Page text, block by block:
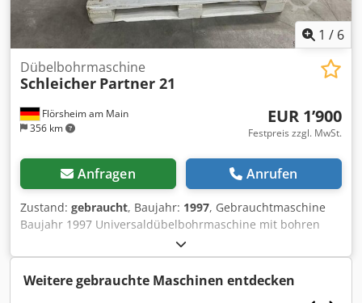
1 / 6
Flörsheim am Main
356 km
Dübelbohrmaschine
Schleicher Partner 21
EUR 1’900
Festpreis zzgl. MwSt.
Anfragen Anrufen
Zustand: gebraucht, Baujahr: 1997, Gebrauchtmaschine
Baujahr 1997 Universaldübelbohrmaschine mit bohren
von unten schwerer Gußtisch pneumatische
Schwenkeinrichtung; mühelose Umstellung von vertikal
auf horizontal oder auf einen beliebigen Gehrungswinkel
Bohraggregat mit digitaler Positionierung für die 0-Kanten-
Weitere gebrauchte Maschinen entdecken